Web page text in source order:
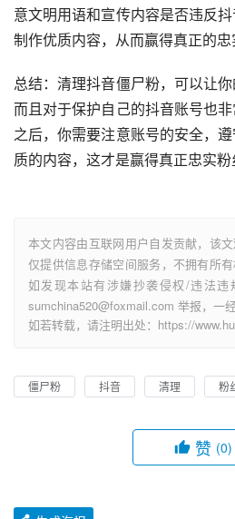
意文明用语和宣传内容是否违反
制作优质内容，从而赢得真正的忠
总结：清理抖音僵尸粉，可以让你
而且对于保护自己的抖音账号也
之后，你需要注意账号的安全，
质的内容，这才是赢得真正忠实粉
本文内容由互联网用户自发贡献，该
仅提供信息存储空间服务，不拥有所有
如发现本站有涉嫌抄袭侵权/违法
sumchina520@foxmail.com 举报，一
如若转载，请注明出处：https://
僵尸粉 抖音 清理 粉
赞 (0)